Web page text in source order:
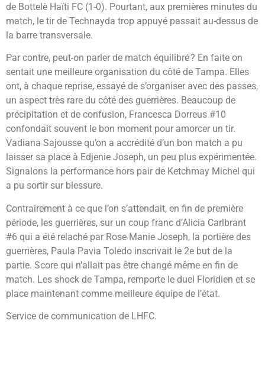
de Bottelè Haïti FC (1-0). Pourtant, aux premières minutes du
match, le tir de Technayda trop appuyé passait au-dessus de
la barre transversale.
Par contre, peut-on parler de match équilibré ? En faite on
sentait une meilleure organisation du côté de Tampa. Elles
ont, à chaque reprise, essayé de s’organiser avec des passes,
un aspect très rare du côté des guerrières. Beaucoup de
précipitation et de confusion, Francesca Dorreus #10
confondait souvent le bon moment pour amorcer un tir.
Vadiana Sajousse qu’on a accrédité d’un bon match a pu
laisser sa place à Edjenie Joseph, un peu plus expérimentée.
Signalons la performance hors pair de Ketchmay Michel qui
a pu sortir sur blessure.
Contrairement à ce que l’on s’attendait, en fin de première
période, les guerrières, sur un coup franc d’Alicia Carlbrant
#6 qui a été relaché par Rose Manie Joseph, la portière des
guerrières, Paula Pavia Toledo inscrivait le 2e but de la
partie. Score qui n’allait pas être changé même en fin de
match. Les shock de Tampa, remporte le duel Floridien et se
place maintenant comme meilleure équipe de l’état.
Service de communication de LHFC.